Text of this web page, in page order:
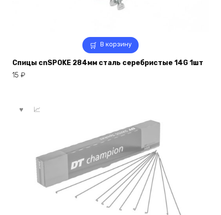
В корзину
Спицы cnSPOKE 284мм сталь серебристые 14G 1шт
15 ₽